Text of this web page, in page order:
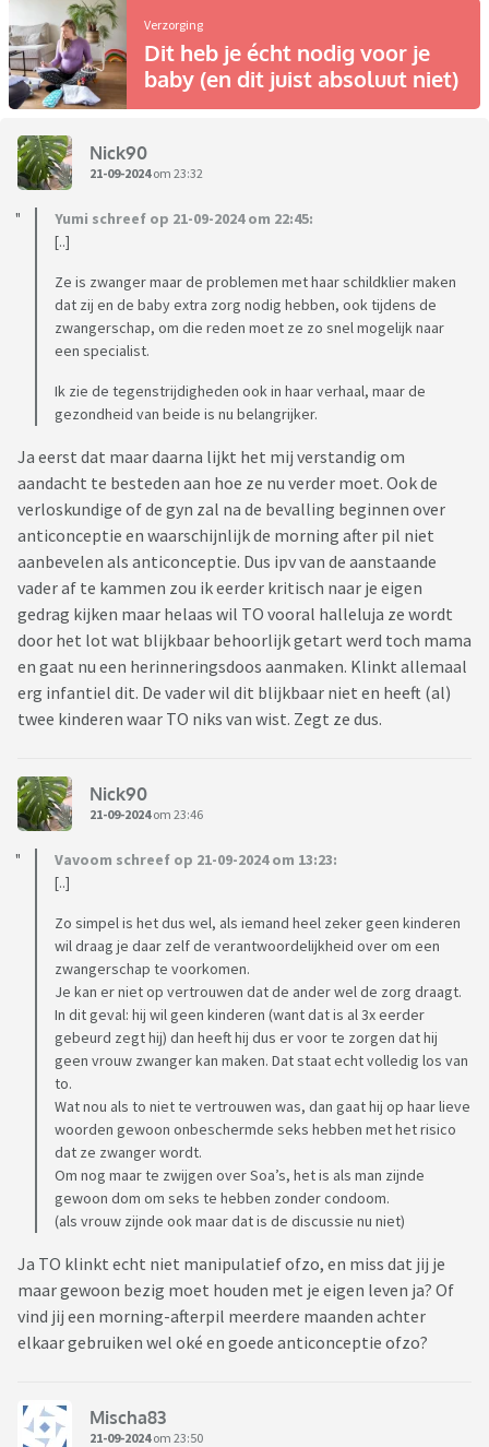
Verzorging
Dit heb je écht nodig voor je
baby (en dit juist absoluut niet)
Nick90
21-09-2024om 23:32
Yumi schreef op 21-09-2024 om 22:45:
[..]
Ze is zwanger maar de problemen met haar schildklier maken
dat zij en de baby extra zorg nodig hebben, ook tijdens de
zwangerschap, om die reden moet ze zo snel mogelijk naar
een specialist.
Ik zie de tegenstrijdigheden ook in haar verhaal, maar de
gezondheid van beide is nu belangrijker.
Ja eerst dat maar daarna lijkt het mij verstandig om
aandacht te besteden aan hoe ze nu verder moet. Ook de
verloskundige of de gyn zal na de bevalling beginnen over
anticonceptie en waarschijnlijk de morning after pil niet
aanbevelen als anticonceptie. Dus ipv van de aanstaande
vader af te kammen zou ik eerder kritisch naar je eigen
gedrag kijken maar helaas wil TO vooral halleluja ze wordt
door het lot wat blijkbaar behoorlijk getart werd toch mama
en gaat nu een herinneringsdoos aanmaken. Klinkt allemaal
erg infantiel dit. De vader wil dit blijkbaar niet en heeft (al)
twee kinderen waar TO niks van wist. Zegt ze dus.
Nick90
21-09-2024om 23:46
Vavoom schreef op 21-09-2024 om 13:23:
[..]
Zo simpel is het dus wel, als iemand heel zeker geen kinderen
wil draag je daar zelf de verantwoordelijkheid over om een
zwangerschap te voorkomen.
Je kan er niet op vertrouwen dat de ander wel de zorg draagt.
In dit geval: hij wil geen kinderen (want dat is al 3x eerder
gebeurd zegt hij) dan heeft hij dus er voor te zorgen dat hij
geen vrouw zwanger kan maken. Dat staat echt volledig los van
to.
Wat nou als to niet te vertrouwen was, dan gaat hij op haar lieve
woorden gewoon onbeschermde seks hebben met het risico
dat ze zwanger wordt.
Om nog maar te zwijgen over Soa’s, het is als man zijnde
gewoon dom om seks te hebben zonder condoom.
(als vrouw zijnde ook maar dat is de discussie nu niet)
Ja TO klinkt echt niet manipulatief ofzo, en miss dat jij je
maar gewoon bezig moet houden met je eigen leven ja? Of
vind jij een morning-afterpil meerdere maanden achter
elkaar gebruiken wel oké en goede anticonceptie ofzo?
Mischa83
21-09-2024om 23:50